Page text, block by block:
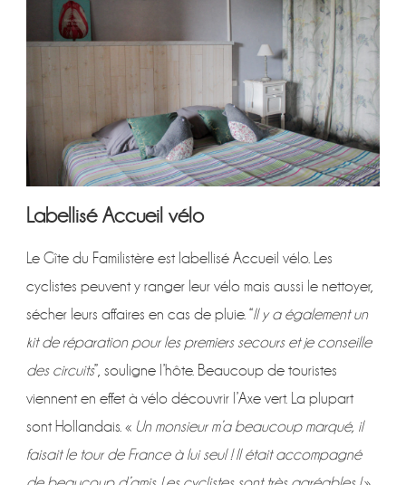
Labellisé Accueil vélo
Le Gîte du Familistère est labellisé Accueil vélo. Les
cyclistes peuvent y ranger leur vélo mais aussi le nettoyer,
sécher leurs affaires en cas de pluie. “Il y a également un
kit de réparation pour les premiers secours et je conseille
des circuits”, souligne l’hôte. Beaucoup de touristes
viennent en effet à vélo découvrir l’Axe vert. La plupart
sont Hollandais. « Un monsieur m’a beaucoup marqué, il
faisait le tour de France à lui seul ! Il était accompagné